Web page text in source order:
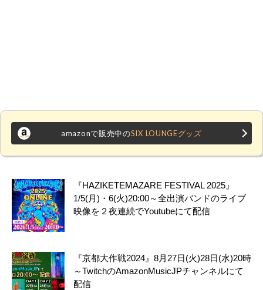
amazonで販売中のSIX LOUNGEグッズ
『HAZIKETEMAZARE FESTIVAL 2025』
1/5(月)・6(火)20:00～全出演バンドのライブ
映像を２夜連続でYoutubeにて配信
『京都大作戦2024』8月27日(火)28日(水)20時
～TwitchのAmazonMusicJPチャンネルにて
配信